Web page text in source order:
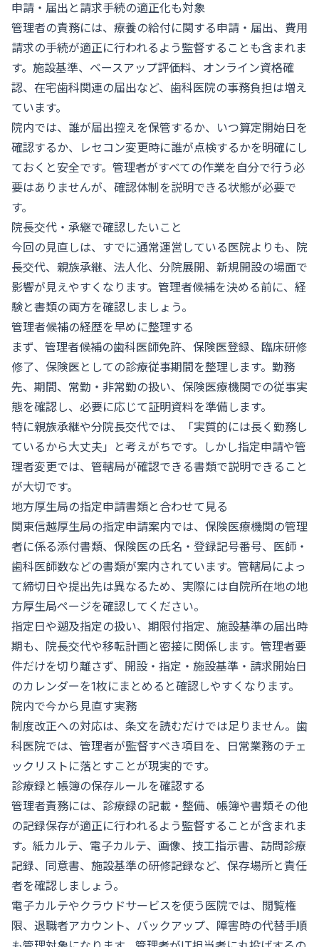
申請・届出と請求手続の適正化も対象
管理者の責務には、療養の給付に関する申請・届出、費用
請求の手続が適正に行われるよう監督することも含まれま
す。施設基準、ベースアップ評価料、オンライン資格確
認、在宅歯科関連の届出など、歯科医院の事務負担は増え
ています。
院内では、誰が届出控えを保管するか、いつ算定開始日を
確認するか、レセコン変更時に誰が点検するかを明確にし
ておくと安全です。管理者がすべての作業を自分で行う必
要はありませんが、確認体制を説明できる状態が必要で
す。
院長交代・承継で確認したいこと
今回の見直しは、すでに通常運営している医院よりも、院
長交代、親族承継、法人化、分院展開、新規開設の場面で
影響が見えやすくなります。管理者候補を決める前に、経
験と書類の両方を確認しましょう。
管理者候補の経歴を早めに整理する
まず、管理者候補の歯科医師免許、保険医登録、臨床研修
修了、保険医としての診療従事期間を整理します。勤務
先、期間、常勤・非常勤の扱い、保険医療機関での従事実
態を確認し、必要に応じて証明資料を準備します。
特に親族承継や分院長交代では、「実質的には長く勤務し
ているから大丈夫」と考えがちです。しかし指定申請や管
理者変更では、管轄局が確認できる書類で説明できること
が大切です。
地方厚生局の指定申請書類と合わせて見る
関東信越厚生局の指定申請案内では、保険医療機関の管理
者に係る添付書類、保険医の氏名・登録記号番号、医師・
歯科医師数などの書類が案内されています。管轄局によっ
て締切日や提出先は異なるため、実際には自院所在地の地
方厚生局ページを確認してください。
指定日や遡及指定の扱い、期限付指定、施設基準の届出時
期も、院長交代や移転計画と密接に関係します。管理者要
件だけを切り離さず、開設・指定・施設基準・請求開始日
のカレンダーを1枚にまとめると確認しやすくなります。
院内で今から見直す実務
制度改正への対応は、条文を読むだけでは足りません。歯
科医院では、管理者が監督すべき項目を、日常業務のチェ
ックリストに落とすことが現実的です。
診療録と帳簿の保存ルールを確認する
管理者責務には、診療録の記載・整備、帳簿や書類その他
の記録保存が適正に行われるよう監督することが含まれま
す。紙カルテ、電子カルテ、画像、技工指示書、訪問診療
記録、同意書、施設基準の研修記録など、保存場所と責任
者を確認しましょう。
電子カルテやクラウドサービスを使う医院では、閲覧権
限、退職者アカウント、バックアップ、障害時の代替手順